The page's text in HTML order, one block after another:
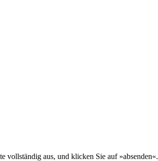
vollständig aus, und klicken Sie auf »absenden«.